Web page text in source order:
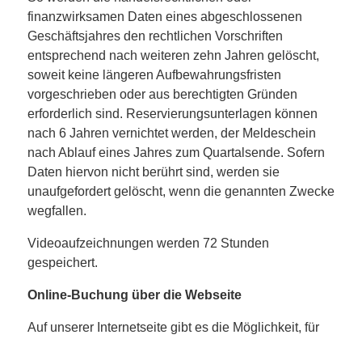
finanzwirksamen Daten eines abgeschlossenen
Geschäftsjahres den rechtlichen Vorschriften
entsprechend nach weiteren zehn Jahren gelöscht,
soweit keine längeren Aufbewahrungsfristen
vorgeschrieben oder aus berechtigten Gründen
erforderlich sind. Reservierungsunterlagen können
nach 6 Jahren vernichtet werden, der Meldeschein
nach Ablauf eines Jahres zum Quartalsende. Sofern
Daten hiervon nicht berührt sind, werden sie
unaufgefordert gelöscht, wenn die genannten Zwecke
wegfallen.
Videoaufzeichnungen werden 72 Stunden
gespeichert.
Online-Buchung über die Webseite
Auf unserer Internetseite gibt es die Möglichkeit, für